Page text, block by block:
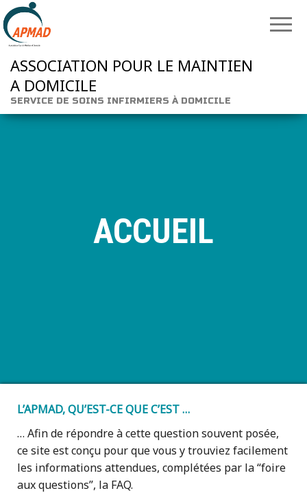
ASSOCIATION POUR LE MAINTIEN
A DOMICILE
SERVICE DE SOINS INFIRMIERS À DOMICILE
ACCUEIL
L’APMAD, QU’EST-CE QUE C’EST …
… Afin de répondre à cette question souvent posée,
ce site est conçu pour que vous y trouviez facilement
les informations attendues, complétées par la “foire
aux questions”, la FAQ.